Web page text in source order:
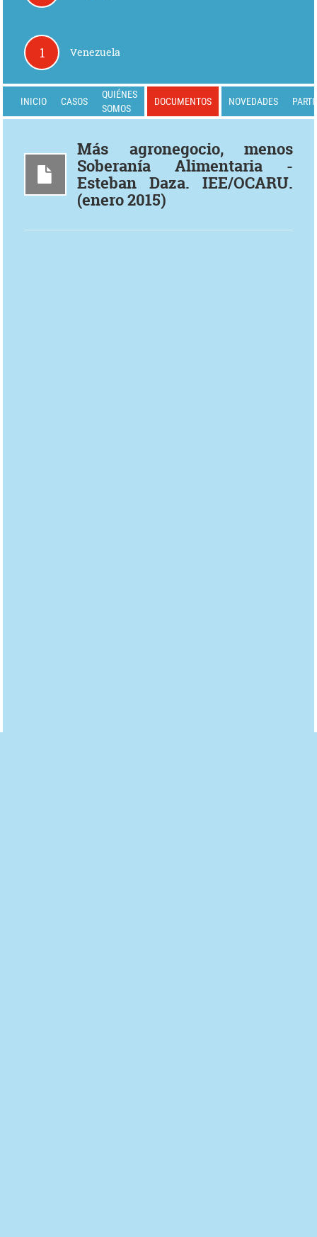
1 Venezuela
INICIO CASOS
QUIÉNES
SOMOS
DOCUMENTOS NOVEDADES
Más agronegocio, menos
Soberanía Alimentaria -
Esteban Daza. IEE/OCARU.
(enero 2015)